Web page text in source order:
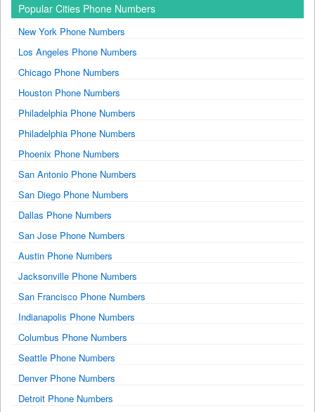
Popular Cities Phone Numbers
New York Phone Numbers
Los Angeles Phone Numbers
Chicago Phone Numbers
Houston Phone Numbers
Philadelphia Phone Numbers
Philadelphia Phone Numbers
Phoenix Phone Numbers
San Antonio Phone Numbers
San Diego Phone Numbers
Dallas Phone Numbers
San Jose Phone Numbers
Austin Phone Numbers
Jacksonville Phone Numbers
San Francisco Phone Numbers
Indianapolis Phone Numbers
Columbus Phone Numbers
Seattle Phone Numbers
Denver Phone Numbers
Detroit Phone Numbers